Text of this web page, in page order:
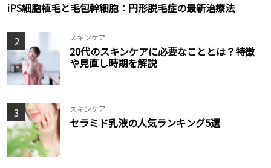
iPS細胞植毛と毛包幹細胞：円形脱毛症の最新治療法
2 スキンケア
20代のスキンケアに必要なこととは？特徴
や見直し時期を解説
3 スキンケア
セラミド乳液の人気ランキング5選